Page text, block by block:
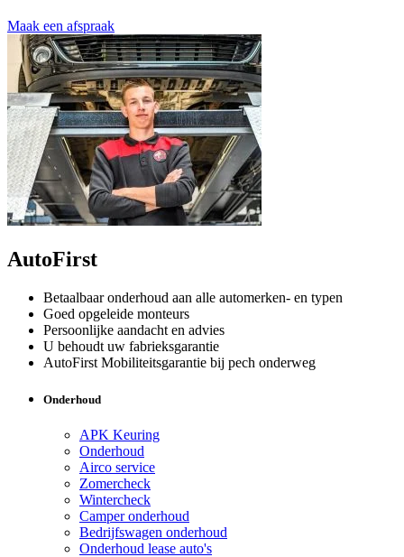
Maak een afspraak
AutoFirst
Betaalbaar onderhoud aan alle automerken- en typen
Goed opgeleide monteurs
Persoonlijke aandacht en advies
U behoudt uw fabrieksgarantie
AutoFirst Mobiliteitsgarantie bij pech onderweg
Onderhoud
APK Keuring
Onderhoud
Airco service
Zomercheck
Wintercheck
Camper onderhoud
Bedrijfswagen onderhoud
Onderhoud lease auto's